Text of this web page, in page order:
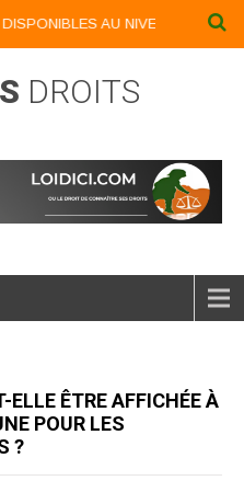
AU NIVEAU DU
DROITS
ÊTRE AFFICHÉE À
POUR LES
?